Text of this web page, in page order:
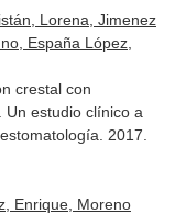
Lorena, Jimenez
España López,
crestal con
Un estudio clínico a
. 2017.
Enrique, Moreno